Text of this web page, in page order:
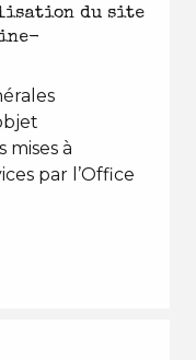
du site
mises à
par l’Office